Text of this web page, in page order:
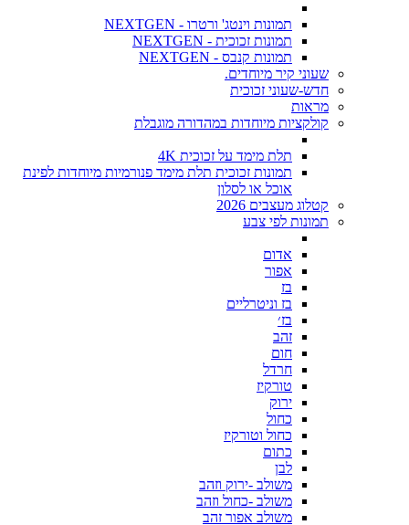
תמונות וינטג' ורטרו - NEXTGEN
תמונות זכוכית - NEXTGEN
תמונות קנבס - NEXTGEN
שעוני קיר מיוחדים.
חדש-שעוני זכוכית
מראות
קולקציות מיוחדות במהדורה מוגבלת
תלת מימד על זכוכית 4K
תמונות זכוכית תלת מימד פנורמיות מיוחדות לפינת
אוכל או לסלון
קטלוג מעצבים 2026
תמונות לפי צבע
אדום
אפור
בז
בז וניטרליים
בז׳
זהב
חום
חרדל
טורקיז
ירוק
כחול
כחול וטורקיז
כתום
לבן
משולב -ירוק וזהב
משולב -כחול וזהב
משולב אפור זהב